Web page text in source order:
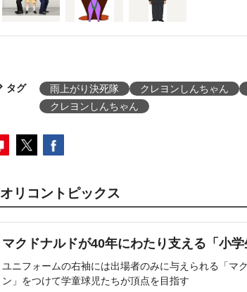
タグ 雨上がり決死隊 クレヨンしんちゃん
クレヨンしんちゃん
オリコントピックス
マクドナルドが40年にわたり支える「小学
ユニフォームの右袖には出場者のみに与えられる「マ
ン」をつけて学童球児たちが頂点を目指す